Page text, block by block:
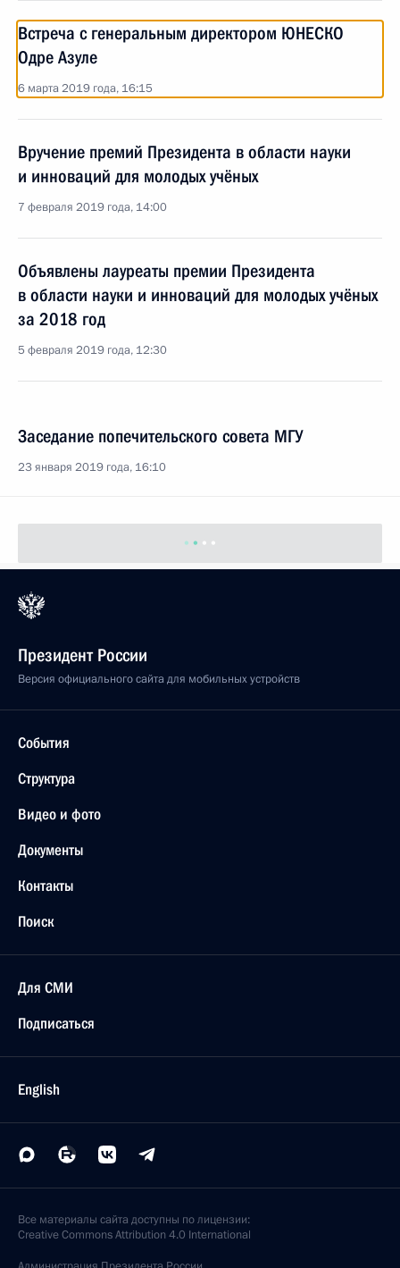
Встреча с генеральным директором ЮНЕСКО
Одре Азуле
6 марта 2019 года, 16:15
Вручение премий Президента в области науки
и инноваций для молодых учёных
7 февраля 2019 года, 14:00
Объявлены лауреаты премии Президента
в области науки и инноваций для молодых учёных
за 2018 год
5 февраля 2019 года, 12:30
Заседание попечительского совета МГУ
23 января 2019 года, 16:10
Президент России
Версия официального сайта для мобильных устройств
События
Структура
Видео и фото
Документы
Контакты
Поиск
Для СМИ
Подписаться
English
Все материалы сайта доступны по лицензии:
Creative Commons Attribution 4.0 International